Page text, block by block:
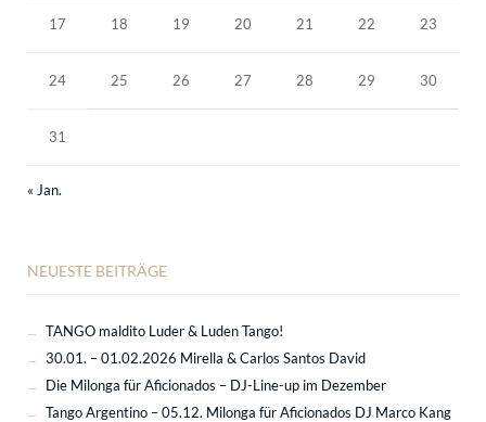
17 18 19 20 21 22 23
24 25 26 27 28 29 30
31
« Jan.
NEUESTE BEITRÄGE
TANGO maldito Luder & Luden Tango!
30.01. – 01.02.2026 Mirella & Carlos Santos David
Die Milonga für Aficionados – DJ-Line-up im Dezember
Tango Argentino – 05.12. Milonga für Aficionados DJ Marco Kang